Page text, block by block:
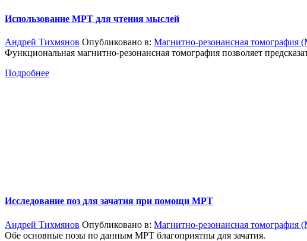
Использование МРТ для чтения мыслей
Андрей Тихмянов Опубликовано в: Магнитно-резонансная томография
Функциональная магнитно-резонансная томография позволяет
Подробнее
Исследование поз для зачатия при помощи МРТ
Андрей Тихмянов Опубликовано в: Магнитно-резонансная томография
Обе основные позы по данным МРТ благоприятны для зачатия.